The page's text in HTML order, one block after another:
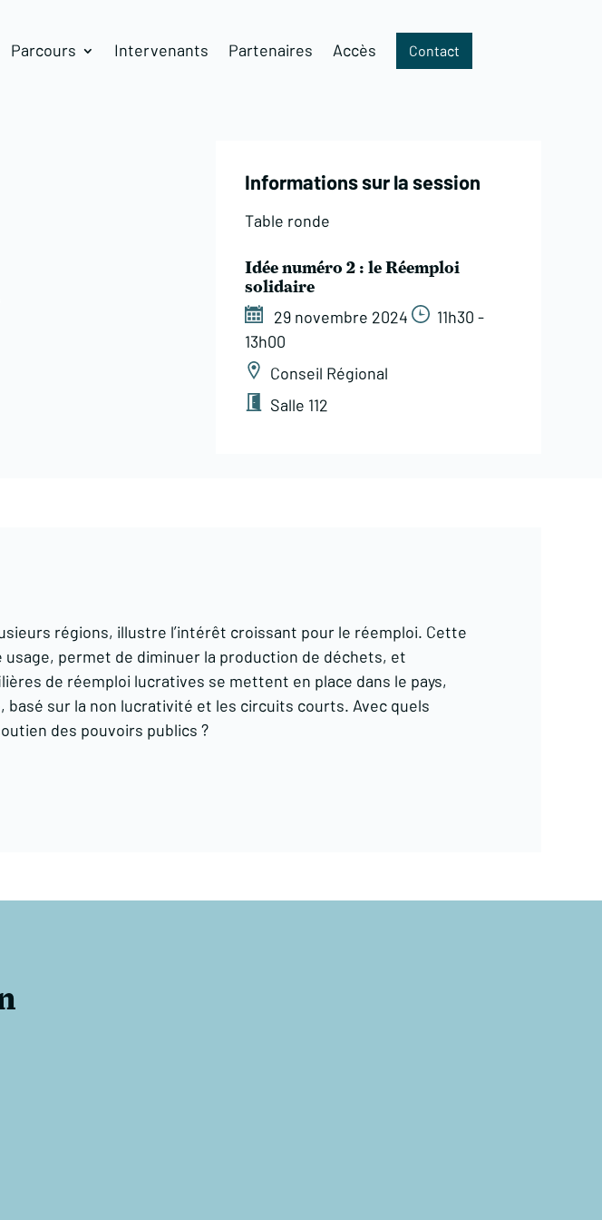
Parcours Intervenants Partenaires Accès Contact
Informations sur la session
Table ronde
Idée numéro 2 : le Réemploi
solidaire
29 novembre 2024
11h30 -
13h00
Conseil Régional
Salle 112
régions, illustre l’intérêt croissant pour le réemploi. Cette
permet de diminuer la production de déchets, et
de réemploi lucratives se mettent en place dans le pays,
sur la non lucrativité et les circuits courts. Avec quels
des pouvoirs publics ?